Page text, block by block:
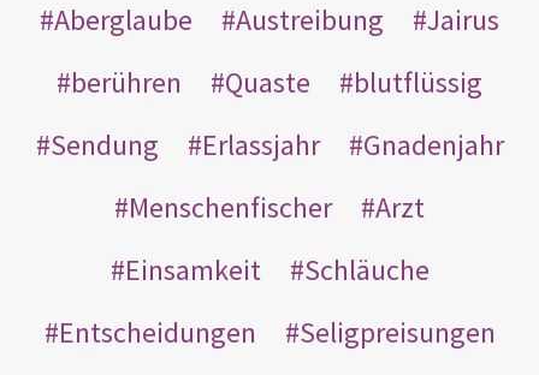
Aberglaube
Austreibung
Jairus
berühren
Quaste
blutflüssig
Sendung
Erlassjahr
Gnadenjahr
Menschenfischer
Arzt
Einsamkeit
Schläuche
Entscheidungen
Seligpreisungen